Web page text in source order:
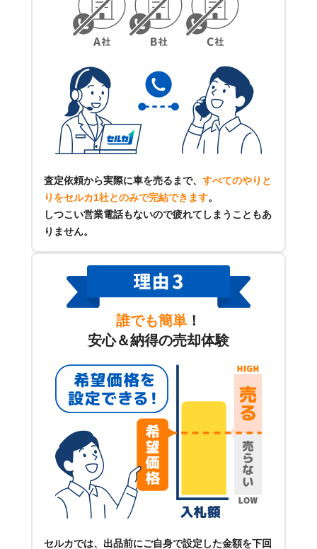
査定依頼から実際に車を売るまで、 すべてのやりと
りをセルカ1社とのみで完結できます。
しつこい営業電話もないので疲れてしまうこともあ
りません。
誰でも簡単 ！
安心＆納得の売却体験
セルカでは、出品前にご自身で設定した金額を下回